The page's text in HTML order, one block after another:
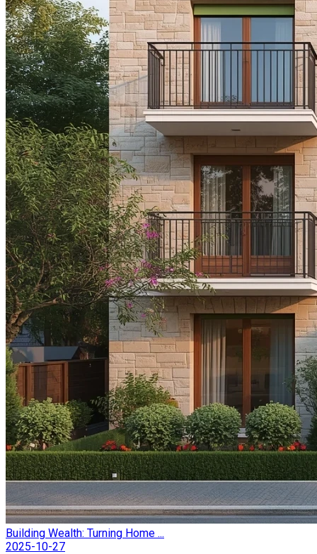
Building Wealth: Turning Home ...
2025-10-27